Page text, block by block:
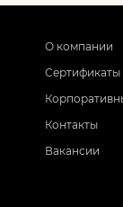
О компании
Сертификаты
Контакты
Вакансии